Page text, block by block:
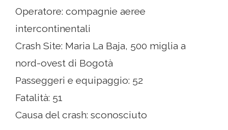
Operatore: compagnie aeree
intercontinentali
Crash Site: Maria La Baja, 500 miglia a
nord-ovest di Bogotà
Passeggeri e equipaggio: 52
Fatalità: 51
Causa del crash: sconosciuto